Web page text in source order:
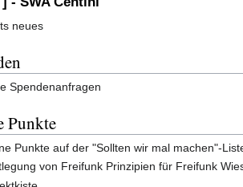
neues
Spendenanfragen
Punkte
Punkte auf der "Sollten wir mal machen"-
von Freifunk Prinzipien für Freifunk